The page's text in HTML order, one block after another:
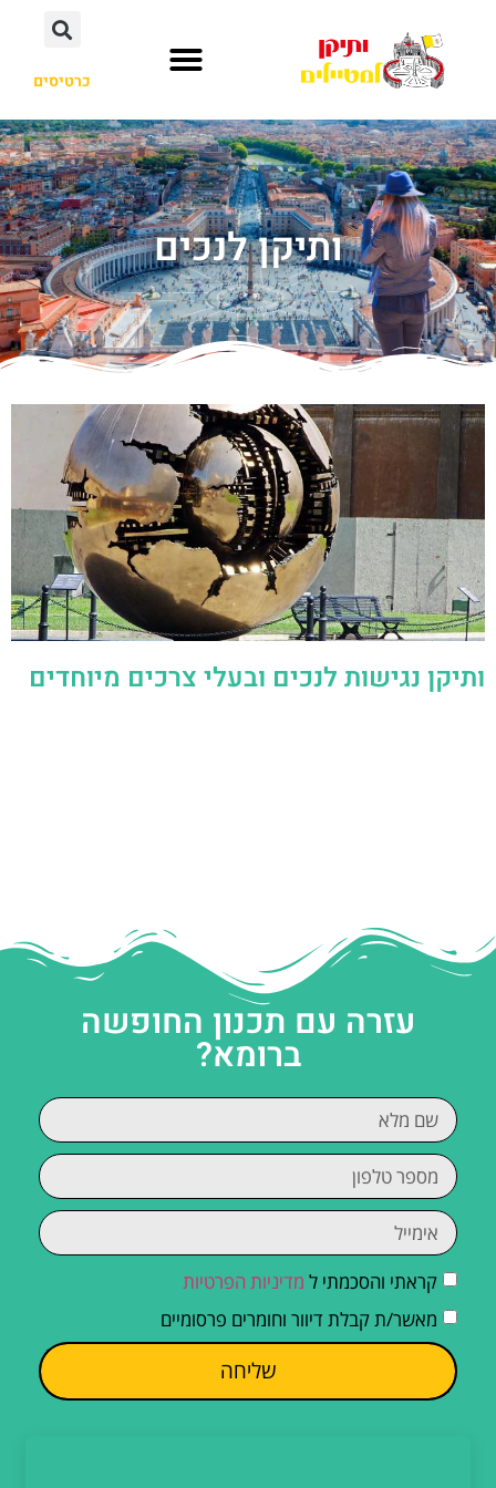
כרטיסים
ותיקן לנכים
ותיקן נגישות לנכים ובעלי צרכים מיוחדים
עזרה עם תכנון החופשה
ברומא?
קראתי והסכמתי ל מדיניות הפרטיות
מאשר/ת קבלת דיוור וחומרים פרסומיים
שליחה